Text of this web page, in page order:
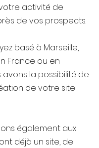
activité de
de vos prospects.
basé à Marseille,
France ou en
avons la possibilité de
de votre site
également aux
déjà un site, de